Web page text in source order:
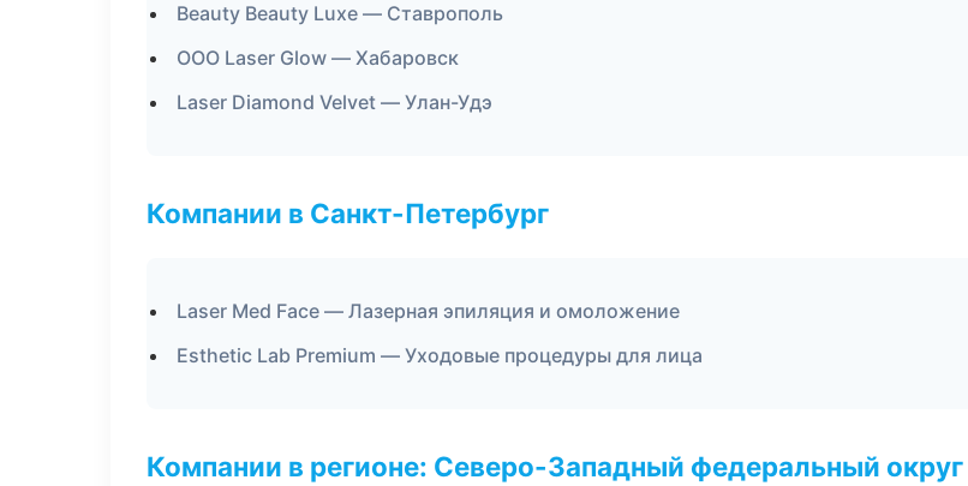
Beauty Beauty Luxe — Ставрополь
ООО Laser Glow — Хабаровск
Laser Diamond Velvet — Улан-Удэ
Компании в Санкт-Петербург
Laser Med Face — Лазерная эпиляция и омоложение
Esthetic Lab Premium — Уходовые процедуры для лица
Компании в регионе: Северо-Западный федеральный округ